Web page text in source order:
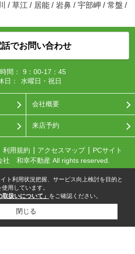
/ 草江 / 居能 / 岩鼻 / 宇部岬 / 常盤 /
話でお問い合わせ
間：
9：00-17：45
日：
水曜日・祝日
会社概要
来店予約
利用規約 アクセスマップ
PCサイト
社 和幸不動産 All rights reserved.
ト利用状況把握、サービス向上検討を目的と
用しています。
取扱いについて」 をご確認ください。
閉じる